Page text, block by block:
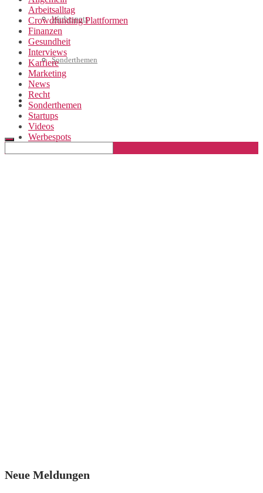
Werbespots
Sonderthemen
Geschäftskonto eröffnen
Arbeitsalltag
Crowdfunding Plattformen
Finanzen
Gesundheit
Interviews
Karriere
Marketing
News
Recht
Sonderthemen
Startups
Videos
Werbespots
Neue Meldungen